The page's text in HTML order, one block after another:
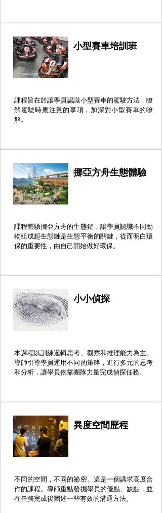
小型賽車培訓班
課程旨在於讓學員認識小型賽車的駕駛方法，瞭
解駕駛時應注意的事項，加深對小型賽車的瞭
解。
挪亞方舟生態體驗
課程體驗挪亞方舟的生態鏈，讓學員認識不同動
物組成起生態鏈是生態平衡的關鍵，從而明白環
保的重要性，由自己開始做好環保。
小小偵探
本課程以訓練邏輯思考、觀察和推理能力為主。
導師引導學員運用不同的策略，進行多元的思考
和分析，讓學員依靠團隊力量完成偵探任務。
異度空間歷程
不同的空間，不同的祕密。這是一個講求高度合
作的課程。導師重點發掘學員的優點、缺點，並
在任務完成後闡述一些有效的溝通方法。